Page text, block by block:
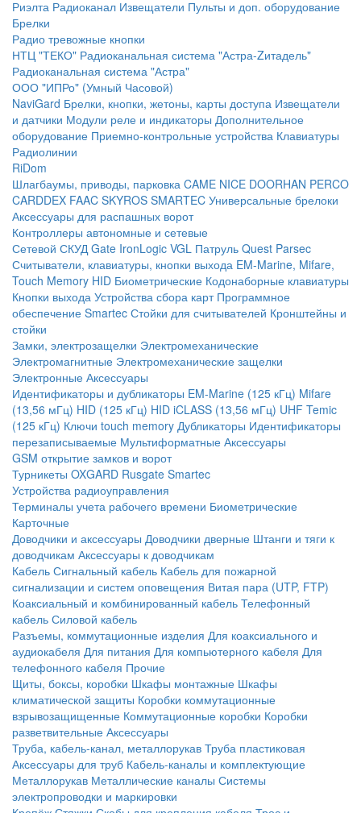
Риэлта Радиоканал Извещатели Пульты и доп. оборудование
Брелки
Радио тревожные кнопки
НТЦ "ТЕКО" Радиоканальная система "Астра-Zитадель"
Радиоканальная система "Астра"
ООО "ИПРо" (Умный Часовой)
NaviGard Брелки, кнопки, жетоны, карты доступа Извещатели
и датчики Модули реле и индикаторы Дополнительное
оборудование Приемно-контрольные устройства Клавиатуры
Радиолинии
RiDom
Шлагбаумы, приводы, парковка CAME NICE DOORHAN PERCO
CARDDEX FAAC SKYROS SMARTEC Универсальные брелоки
Аксессуары для распашных ворот
Контроллеры автономные и сетевые
Сетевой СКУД Gate IronLogic VGL Патруль Quest Parsec
Считыватели, клавиатуры, кнопки выхода EM-Marine, Mifare,
Touch Memory HID Биометрические Кодонаборные клавиатуры
Кнопки выхода Устройства сбора карт Программное
обеспечение Smartec Стойки для считывателей Кронштейны и
стойки
Замки, электрозащелки Электромеханические
Электромагнитные Электромеханические защелки
Электронные Аксессуары
Идентификаторы и дубликаторы EM-Marine (125 кГц) Mifare
(13,56 мГц) HID (125 кГц) HID iCLASS (13,56 мГц) UHF Temic
(125 кГц) Ключи touch memory Дубликаторы Идентификаторы
перезаписываемые Мультиформатные Аксессуары
GSM открытие замков и ворот
Турникеты OXGARD Rusgate Smartec
Устройства радиоуправления
Терминалы учета рабочего времени Биометрические
Карточные
Доводчики и аксессуары Доводчики дверные Штанги и тяги к
доводчикам Аксессуары к доводчикам
Кабель Сигнальный кабель Кабель для пожарной
сигнализации и систем оповещения Витая пара (UTP, FTP)
Коаксиальный и комбинированный кабель Телефонный
кабель Силовой кабель
Разъемы, коммутационные изделия Для коаксиального и
аудиокабеля Для питания Для компьютерного кабеля Для
телефонного кабеля Прочие
Щиты, боксы, коробки Шкафы монтажные Шкафы
климатической защиты Коробки коммутационные
взрывозащищенные Коммутационные коробки Коробки
разветвительные Аксессуары
Труба, кабель-канал, металлорукав Труба пластиковая
Аксессуары для труб Кабель-каналы и комплектующие
Металлорукав Металлические каналы Системы
электропроводки и маркировки